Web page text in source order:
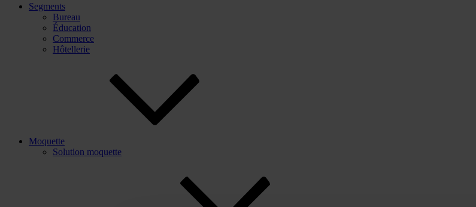
Segments
Bureau
Éducation
Commerce
Hôtellerie
Moquette
Solution moquette